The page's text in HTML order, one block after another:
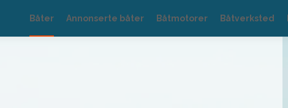
Båter Annonserte båter Båtmotorer Båtverksted